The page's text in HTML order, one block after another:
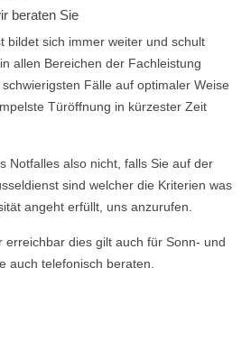
beraten Sie
bildet sich immer weiter und schult
allen Bereichen der Fachleistung
Fälle auf optimaler Weise
Türöffnung in kürzester Zeit
Notfalles also nicht, falls Sie auf der
sind welcher die Kriterien was
angeht erfüllt, uns anzurufen.
erreichbar dies gilt auch für Sonn- und
auch telefonisch beraten.